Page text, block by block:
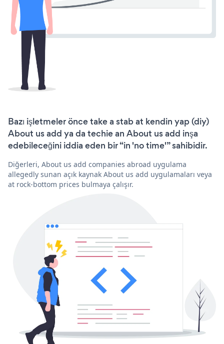
Bazı işletmeler önce take a stab at kendin yap (diy)
About us add ya da techie an About us add inşa
edebileceğini iddia eden bir “in 'no time'” sahibidir.
Diğerleri, About us add companies abroad uygulama
allegedly sunan açık kaynak About us add uygulamaları veya
at rock-bottom prices bulmaya çalışır.